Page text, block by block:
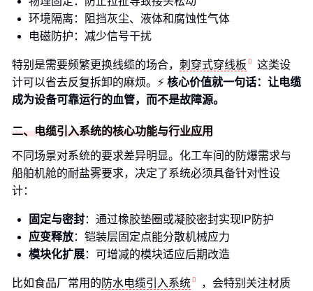
环境隔离：阻挡灰尘、液体和腐蚀性气体
电磁防护：减少信号干扰
特别是需要频繁更换线缆的场合， 刺穿式穿线板
这类设
计可以省去反复拆卸的麻烦。⚡ 核心价值就一句话：让电缆
成为设备可靠运行的血管，而不是故障源。
二、电缆引入系统的核心功能与行业应用
不同场景对系统的要求差异明显。化工车间的防爆需求与
船舶机舱的耐盐雾要求，决定了系统必须具备针对性设
计：
固定与密封：通过橡胶垫圈或凝胶密封实现IP防护
应变释放：铠装层固定点能分散机械应力
模块化扩展：可增减的模块适应后期改造
比如食品厂常用的 防水电缆引入系统
，会特别关注材质